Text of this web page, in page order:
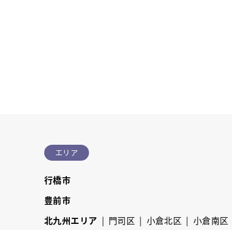
エリア
行橋市
豊前市
北九州エリア
門司区 小倉北区 小倉南区